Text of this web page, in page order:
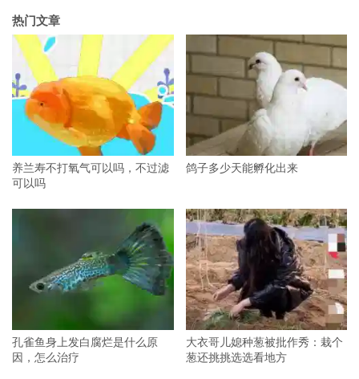
热门文章
养兰寿不打氧气可以吗，不过滤
可以吗
鸽子多少天能孵化出来
孔雀鱼身上发白腐烂是什么原
因，怎么治疗
大衣哥儿媳种葱被批作秀：栽个
葱还挑挑选选看地方